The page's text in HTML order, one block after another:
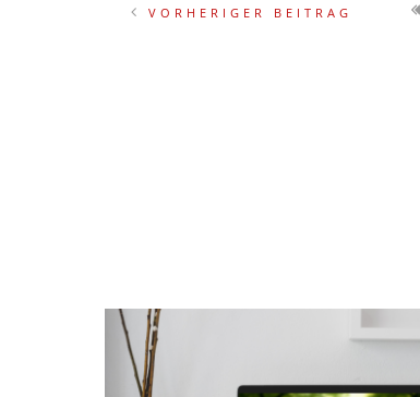
VORHERIGER BEITRAG